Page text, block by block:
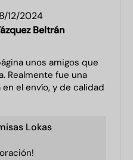
12/2024
Beltrán
unos amigos que
Realmente fue una
el envío, y de calidad
Lokas